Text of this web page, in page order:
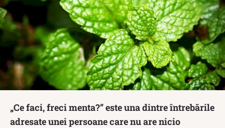
„Ce faci, freci menta?” este una dintre întrebările
adresate unei persoane care nu are nicio